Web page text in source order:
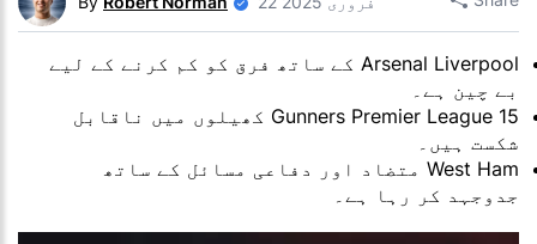
Arsenal Liverpool کے ساتھ فرق کو کم کرنے کے لیے
بے چین ہے۔
Gunners Premier League 15 کھیلوں میں ناقابل
شکست ہیں۔
West Ham متضاد اور دفاعی مسائل کے ساتھ
جدوجہد کر رہا ہے۔